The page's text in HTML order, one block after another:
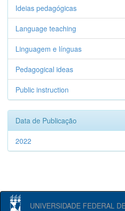
Ideias pedagógicas
Language teaching
Linguagem e línguas
Pedagogical ideas
Public instruction
Data de Publicação
2022
UNIVERSIDADE FEDERAL